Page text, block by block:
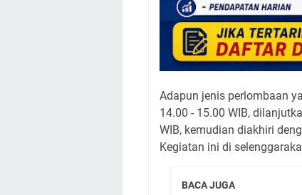
Adapun jenis perlombaan
14.00 - 15.00 WIB,
WIB, kemudian diakhiri
Kegiatan ini di
BACA JUGA